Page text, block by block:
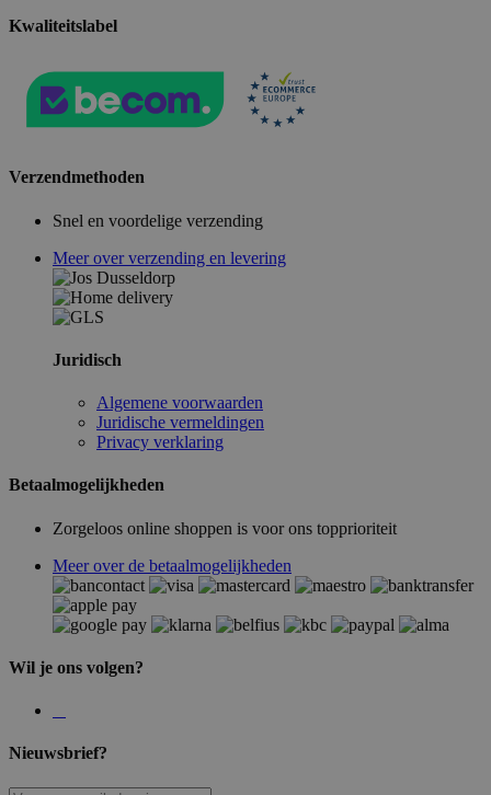
Kwaliteitslabel
Verzendmethoden
Snel en voordelige verzending
Meer over verzending en levering
Juridisch
Algemene voorwaarden
Juridische vermeldingen
Privacy verklaring
Betaalmogelijkheden
Zorgeloos online shoppen is voor ons topprioriteit
Meer over de betaalmogelijkheden
Wil je ons volgen?
Nieuwsbrief?